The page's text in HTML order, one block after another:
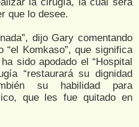
la cirugía, la cual será
que lo desee.
dijo Gary comentando
“el Komkaso”, que significa
sido apodado el “Hospital
“restaurará su dignidad
su habilidad para
que les fue quitado en